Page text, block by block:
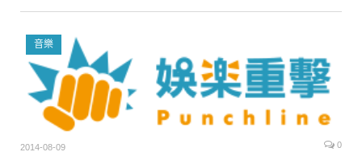
音樂
2014-08-09 0